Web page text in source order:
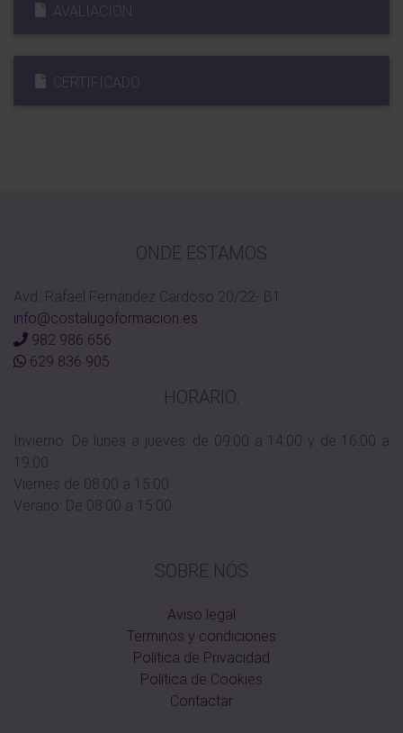
AVALIACIÓN
CERTIFICADO
ONDE ESTAMOS
Avd. Rafael Fernández Cardoso 20/22- B1
info@costalugoformacion.es
982 986 656
629 836 905
HORARIO:
Invierno: De lunes a jueves: de 09:00 a 14:00 y de 16:00 a
19:00
Viernes de 08:00 a 15:00
Verano: De 08:00 a 15:00
SOBRE NÓS
Aviso legal
Terminos y condiciones
Política de Privacidad
Política de Cookies
Contactar